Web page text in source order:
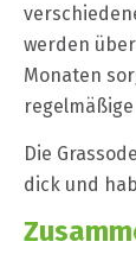
werden
Monaten
Die
dick und